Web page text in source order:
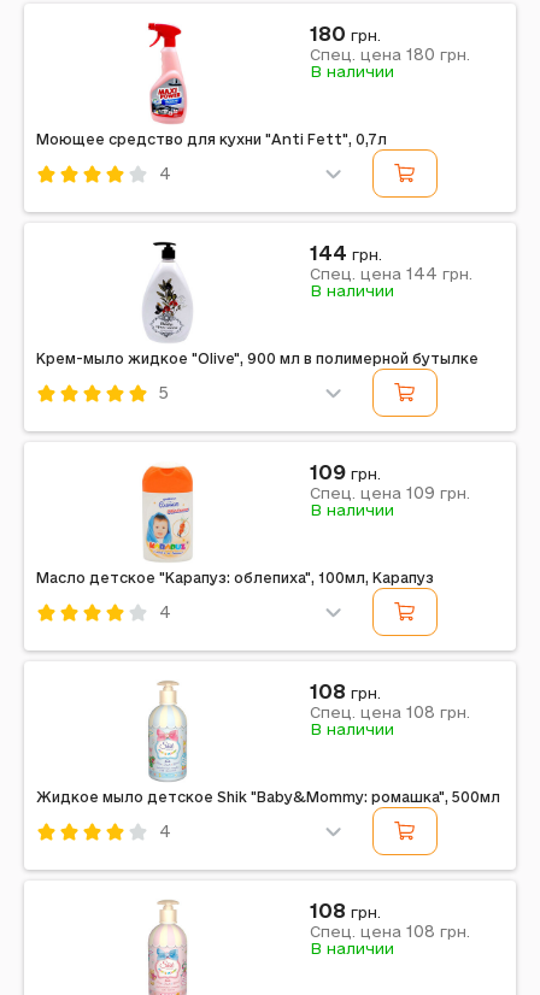
Страна производитель: Украина | Назначение: Для
удаления жира, нагара, устаревшей грязи | Форма...
Моющее средство для кухни "Anti Fett", 0,7л
4
Примечание: Страна производитель: Украина
180 грн.
Спец. цена 180 грн.
В наличии
Крем-мыло жидкое "Olive", 900 мл в полимерной бутылке
5
Примечание: Страна производитель: Украина
144 грн.
Спец. цена 144 грн.
В наличии
Масло детское "Карапуз: облепиха", 100мл, Карапуз
4
109 грн.
Спец. цена 109 грн.
В наличии
Жидкое мыло детское Shik "Baby&Mommy: ромашка", 500мл
4
108 грн.
Спец. цена 108 грн.
В наличии
108 грн.
Спец. цена 108 грн.
В наличии